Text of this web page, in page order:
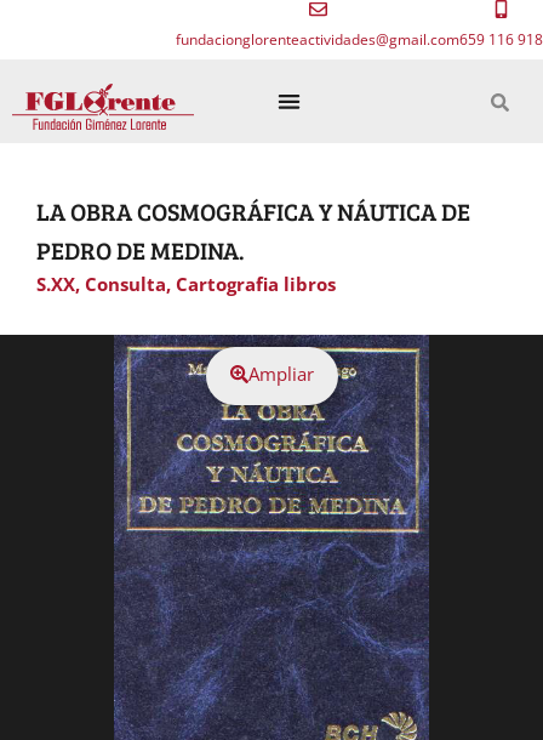
fundacionglorenteactividades@gmail.com659 116 918
LA OBRA COSMOGRÁFICA Y NÁUTICA DE
PEDRO DE MEDINA.
S.XX, Consulta, Cartografia libros
Ampliar